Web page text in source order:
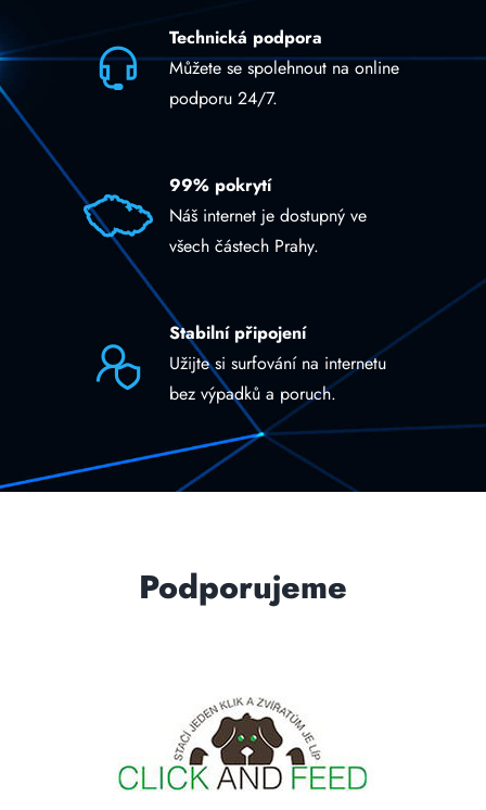
Technická podpora
Můžete se spolehnout na online
podporu 24/7.
99% pokrytí
Náš internet je dostupný ve
všech částech Prahy.
Stabilní připojení
Užijte si surfování na internetu
bez výpadků a poruch.
Podporujeme